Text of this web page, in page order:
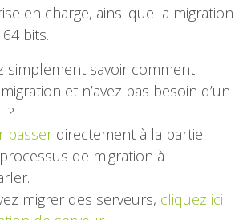
en charge, ainsi que la migration
bits.
simplement savoir comment
et n’avez pas besoin d’un
?
passerdirectement à la partie
de migration à
migrer des serveurs, cliquez ici